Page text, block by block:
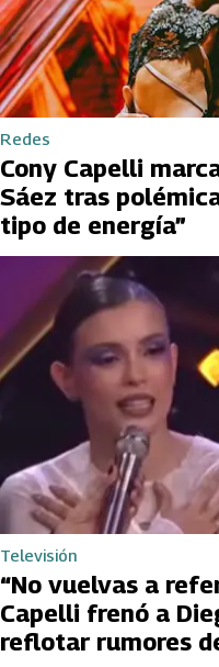
Redes
Cony Capelli
Sáez tras
tipo de energía”
Televisión
“No vuelvas a
Capelli frenó a
reflotar rumores